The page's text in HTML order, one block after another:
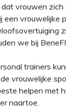
vrouwen zich
een vrouwelijke
we bij
trainers
vrouwelijke
helpen met
naartoe.